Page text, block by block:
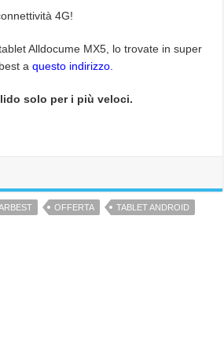
4G!
Alldocume MX5, lo trovate in super
aquesto indirizzo.
solo per i più veloci.
OFFERTA TABLET ANDROID